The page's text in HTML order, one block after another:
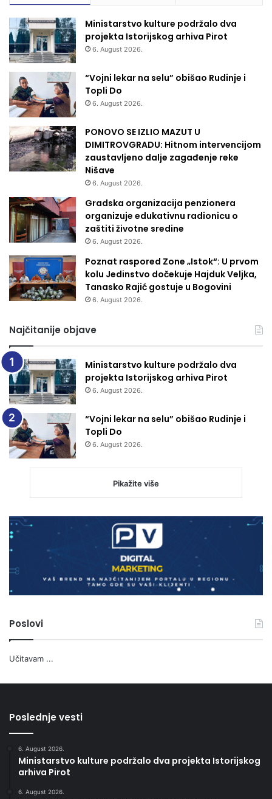
Ministarstvo kulture podržalo dva
projekta Istorijskog arhiva Pirot
6. August 2026.
“Vojni lekar na selu” obišao Rudinje i
Topli Do
6. August 2026.
PONOVO SE IZLIO MAZUT U
DIMITROVGRADU: Hitnom intervencijom
zaustavljeno dalje zagađenje reke
Nišave
6. August 2026.
Gradska organizacija penzionera
organizuje edukativnu radionicu o
zaštiti životne sredine
6. August 2026.
Poznat raspored Zone „Istok“: U prvom
kolu Jedinstvo dočekuje Hajduk Veljka,
Tanasko Rajić gostuje u Bogovini
6. August 2026.
Najčitanije objave
Ministarstvo kulture podržalo dva
projekta Istorijskog arhiva Pirot
6. August 2026.
“Vojni lekar na selu” obišao Rudinje i
Topli Do
6. August 2026.
Pikažite više
Poslovi
Učitavam ...
Poslednje vesti
6. August 2026.
Ministarstvo kulture podržalo dva projekta Istorijskog
arhiva Pirot
6. August 2026.